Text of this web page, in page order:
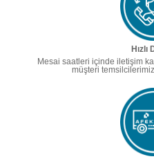
Hızlı
Mesai saatleri içinde iletişim
müşteri